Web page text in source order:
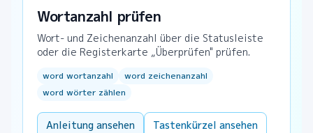
Wortanzahl prüfen
Wort- und Zeichenanzahl über die Statusleiste
oder die Registerkarte „Überprüfen" prüfen.
word wortanzahl
word zeichenanzahl
word wörter zählen
Anleitung ansehen Tastenkürzel ansehen